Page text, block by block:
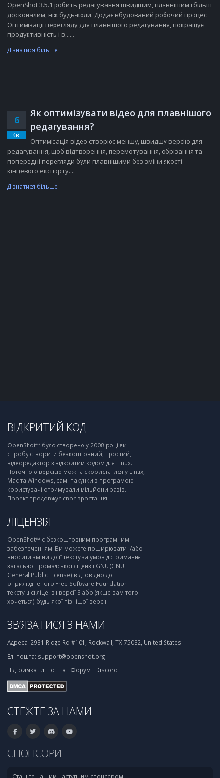
OpenShot 3.5.1 робить редагування швидшим, плавнішим і більш
досконалим, ніж будь-коли. Додає вбудований робочий процес
Оптимізації перегляду для плавнішого редагування, покращує
продуктивність і в......
Дізнатися більше
6
Кві
Як оптимізувати відео для плавнішого
редагування?
Оптимізація відео створює меншу, швидшу версію для
редагування, щоб відтворення, перемотування, обрізання та
попередні перегляди були плавнішими без зміни якості
кінцевого експорту....
Дізнатися більше
ВІДКРИТИЙ КОД
OpenShot™ було створено у 2008 році як
спробу створити безкоштовний, простий,
відеоредактор з відкритим кодом для Linux.
Поточною версією можна скористатися у Linux,
Mac та Windows, самі пакунки з програмою
користувачі отримували мільйони разів.
Проект продовжує своє зростання!
ЛІЦЕНЗІЯ
OpenShot™ є безкоштовним програмним
забезпеченням. Ви можете поширювати і/або
вносити зміни до її тексту за умов дотримання
загальної громадської ліцензії GNU (GNU
General Public License) відповідно до
оприлюдненого Free Software Foundation
тексту цієї ліцензії версії 3 або (якщо вам того
хочеться) будь-якої пізнішої версії.
ЗВ’ЯЗАТИСЯ З НАМИ
Адреса: 2931 Ridge Rd #101, Rockwall, TX 75032, United States
Ел. пошта: support@openshot.org
Підтримка Ел. пошта · Форум · Discord
СТЕЖТЕ ЗА НАМИ
СПОНСОРИ
Станьте нашим наступним спонсором.